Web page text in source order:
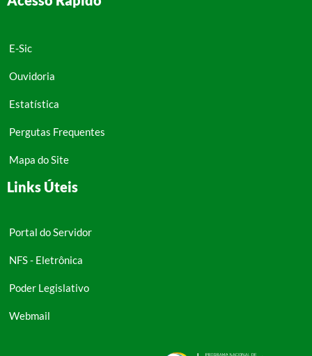
E-Sic
Ouvidoria
Estatística
Pergutas Frequentes
Mapa do Site
Links Úteis
Portal do Servidor
NFS - Eletrônica
Poder Legislativo
Webmail